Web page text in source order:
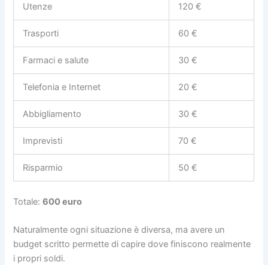
Utenze 120 €
Trasporti 60 €
Farmaci e salute 30 €
Telefonia e Internet 20 €
Abbigliamento 30 €
Imprevisti 70 €
Risparmio 50 €
Totale:600 euro
Naturalmente ogni situazione è diversa, ma avere un
budget scritto permette di capire dove finiscono realmente
i propri soldi.